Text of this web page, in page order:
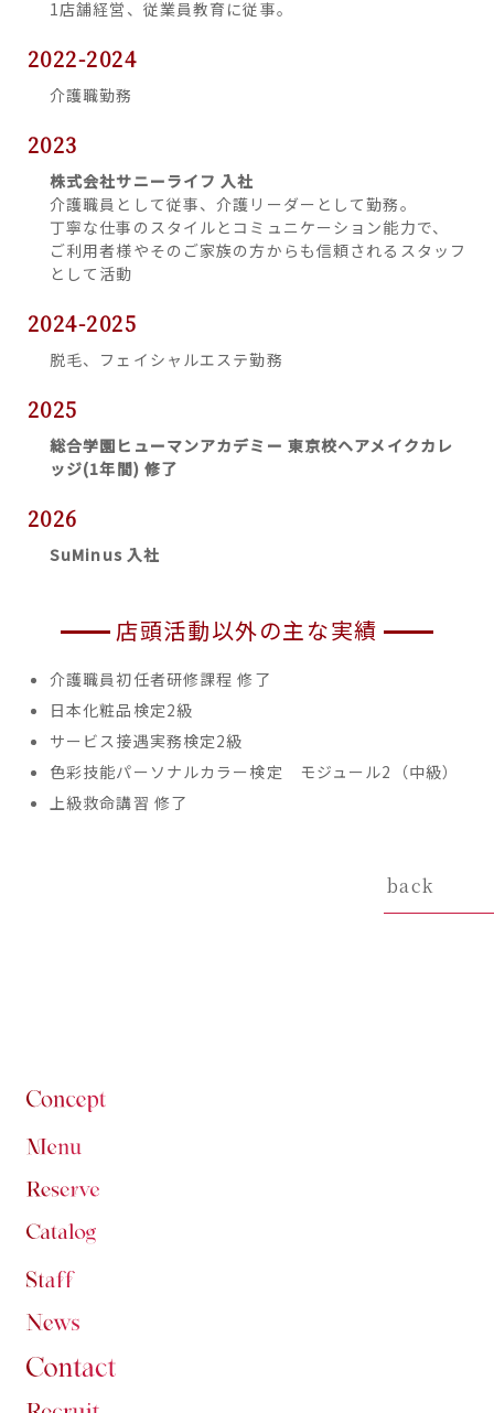
1店舗経営、従業員教育に従事。
2022-2024
介護職勤務
2023
株式会社サニーライフ 入社
介護職員として従事、介護リーダーとして勤務。
丁寧な仕事のスタイルとコミュニケーション能力で、
ご利用者様やそのご家族の方からも信頼されるスタッフ
として活動
2024-2025
脱毛、フェイシャルエステ勤務
2025
総合学園ヒューマンアカデミー 東京校ヘアメイクカレ
ッジ(1年間) 修了
2026
SuMinus 入社
店頭活動以外の主な実績
介護職員初任者研修課程 修了
日本化粧品検定2級
サービス接遇実務検定2級
色彩技能パーソナルカラー検定 モジュール2（中級）
上級救命講習 修了
back